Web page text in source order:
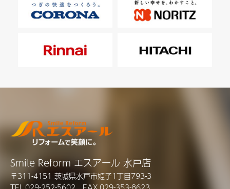
Smile Reform エスアール 水戸店
〒311-4151 茨城県水戸市姫子1丁目793-3